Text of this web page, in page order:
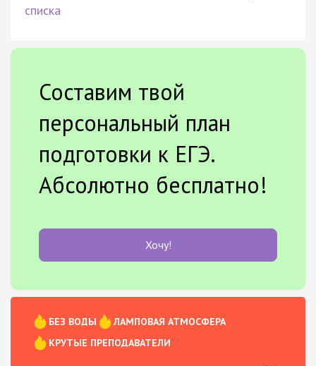
списка
Составим твой
персональный план
подготовки к ЕГЭ.
Абсолютно бесплатно!
Хочу!
БЕЗ ВОДЫ
ЛАМПОВАЯ АТМОСФЕРА
КРУТЫЕ ПРЕПОДАВАТЕЛИ